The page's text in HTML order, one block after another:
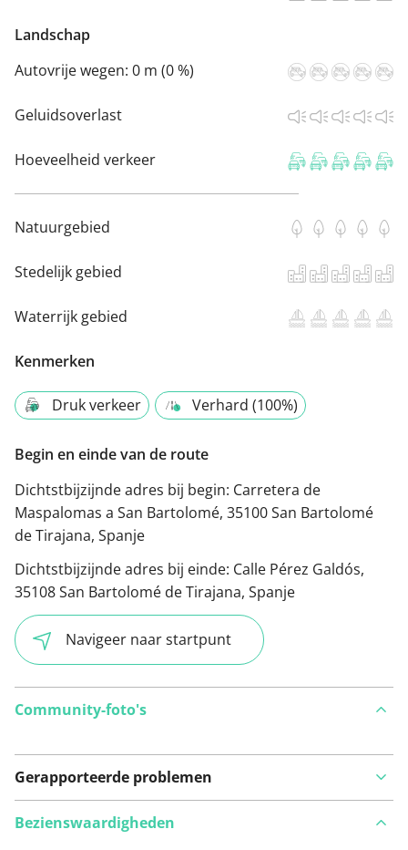
Landschap
Autovrije wegen: 0 m (0 %)
Geluidsoverlast
Hoeveelheid verkeer
Natuurgebied
Stedelijk gebied
Waterrijk gebied
Kenmerken
Druk verkeer Verhard (100%)
Begin en einde van de route
Dichtstbijzijnde adres bij begin: Carretera de
Maspalomas a San Bartolomé, 35100 San Bartolomé
de Tirajana, Spanje
Dichtstbijzijnde adres bij einde: Calle Pérez Galdós,
35108 San Bartolomé de Tirajana, Spanje
Navigeer naar startpunt
Community-foto's
Gerapporteerde problemen
Bezienswaardigheden